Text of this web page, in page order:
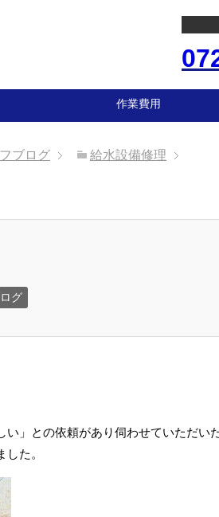
作業費用
ブログ
給水設備修理
グ
」との依頼があり伺わせていただい
た。